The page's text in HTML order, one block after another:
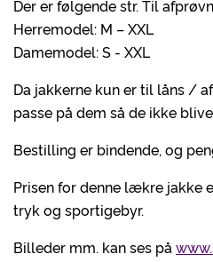
Der er følgende str. Til
Herremodel: M – XXL
Damemodel: S - XXL
Da jakkerne kun er til låns /
passe på dem så de ikke
Bestilling er bindende, og
Prisen for denne lækre jakke
tryk og sportigebyr.
Billeder mm. kan ses på